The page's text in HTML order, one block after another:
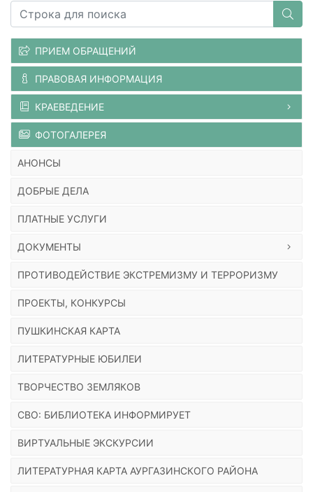
ПРИЕМ ОБРАЩЕНИЙ
ПРАВОВАЯ ИНФОРМАЦИЯ
КРАЕВЕДЕНИЕ
ФОТОГАЛЕРЕЯ
АНОНСЫ
ДОБРЫЕ ДЕЛА
ПЛАТНЫЕ УСЛУГИ
ДОКУМЕНТЫ
ПРОТИВОДЕЙСТВИЕ ЭКСТРЕМИЗМУ И ТЕРРОРИЗМУ
ПРОЕКТЫ, КОНКУРСЫ
ПУШКИНСКАЯ КАРТА
ЛИТЕРАТУРНЫЕ ЮБИЛЕИ
ТВОРЧЕСТВО ЗЕМЛЯКОВ
СВО: БИБЛИОТЕКА ИНФОРМИРУЕТ
ВИРТУАЛЬНЫЕ ЭКСКУРСИИ
ЛИТЕРАТУРНАЯ КАРТА АУРГАЗИНСКОГО РАЙОНА